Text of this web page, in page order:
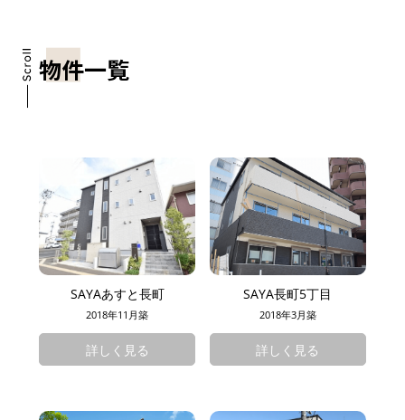
物件一覧
SAYAあすと長町
2018年11月築
詳しく見る
SAYA長町5丁目
2018年3月築
詳しく見る